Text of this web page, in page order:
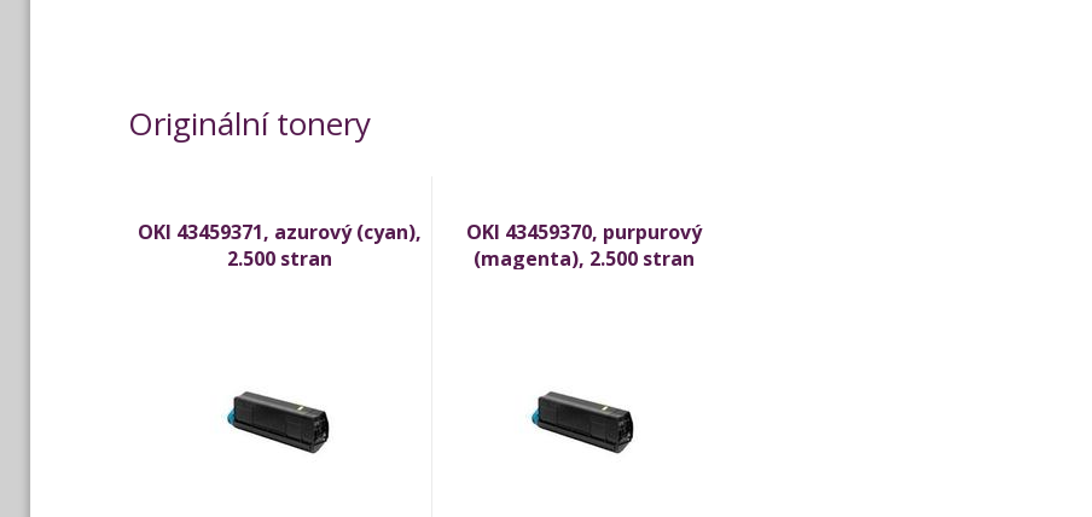
Originální tonery
OKI 43459371, azurový (cyan),
2.500 stran
OKI 43459370, purpurový
(magenta), 2.500 stran